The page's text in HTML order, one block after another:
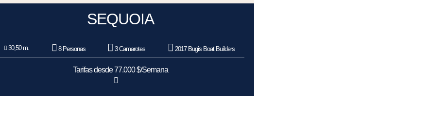
SEQUOIA
30,50 m. 8 Personas 3 Camarotes 2017 Bugis Boat Builders
Tarifas desde 77.000 $/Semana